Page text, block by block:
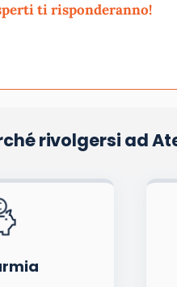
La tua email sarà utilizzata per comunicarti se qualcuno risponde al tuo commento e non sarà
prossimo commento.
pubblica
rivolgersi ad